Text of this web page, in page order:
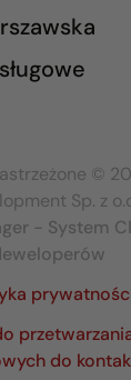
©
Sp. z
- System
do